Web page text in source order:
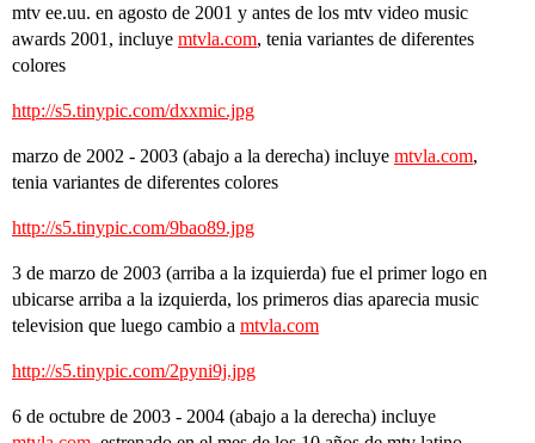
mtv ee.uu. en agosto de 2001 y antes de los mtv video music
awards 2001, incluye mtvla.com, tenia variantes de diferentes
colores
http://s5.tinypic.com/dxxmic.jpg
marzo de 2002 - 2003 (abajo a la derecha) incluye mtvla.com,
tenia variantes de diferentes colores
http://s5.tinypic.com/9bao89.jpg
3 de marzo de 2003 (arriba a la izquierda) fue el primer logo en
ubicarse arriba a la izquierda, los primeros dias aparecia music
television que luego cambio a mtvla.com
http://s5.tinypic.com/2pyni9j.jpg
6 de octubre de 2003 - 2004 (abajo a la derecha) incluye